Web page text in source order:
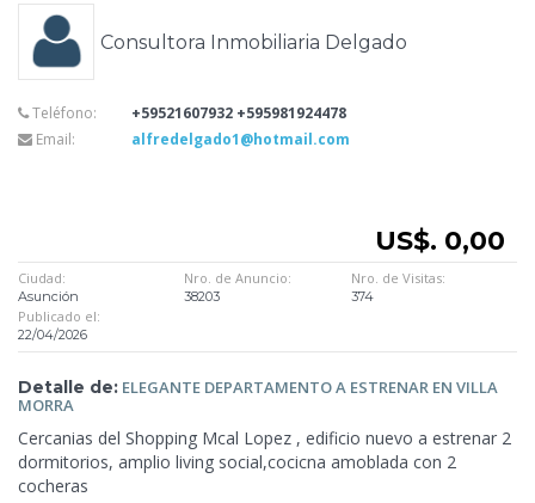
Consultora Inmobiliaria Delgado
Teléfono:
+59521607932 +595981924478
Email:
alfredelgado1@hotmail.com
US$. 0,00
Ciudad:
Asunción
Nro. de Anuncio:
38203
Nro. de Visitas:
374
Publicado el:
22/04/2026
Detalle de: ELEGANTE DEPARTAMENTO A ESTRENAR EN VILLA
MORRA
Cercanias del Shopping Mcal Lopez , edificio nuevo a estrenar 2
dormitorios, amplio living social,cocicna amoblada con 2
cocheras